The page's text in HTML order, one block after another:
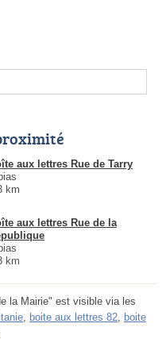
aux lettres Rue de Tarry
km
aux lettres Rue de la
km
la Mairie" est visible via les
, boite aux lettres 82, boite